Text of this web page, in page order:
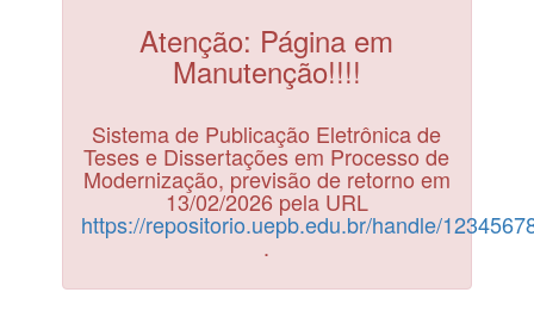
Atenção: Página em
Manutenção!!!!
Sistema de Publicação Eletrônica de
Teses e Dissertações em Processo de
Modernização, previsão de retorno em
13/02/2026 pela URL
https://repositorio.uepb.edu.br/handle/
.